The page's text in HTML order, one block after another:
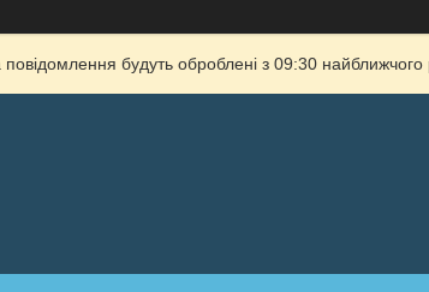
будуть оброблені з 09:30 найближчого